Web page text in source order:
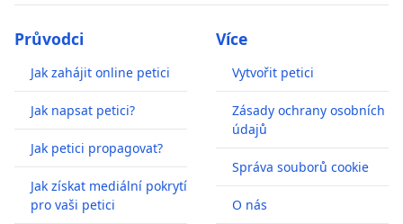
Průvodci
Jak zahájit online petici
Jak napsat petici?
Jak petici propagovat?
Jak získat mediální pokrytí
pro vaši petici
Více
Vytvořit petici
Zásady ochrany osobních
údajů
Správa souborů cookie
O nás